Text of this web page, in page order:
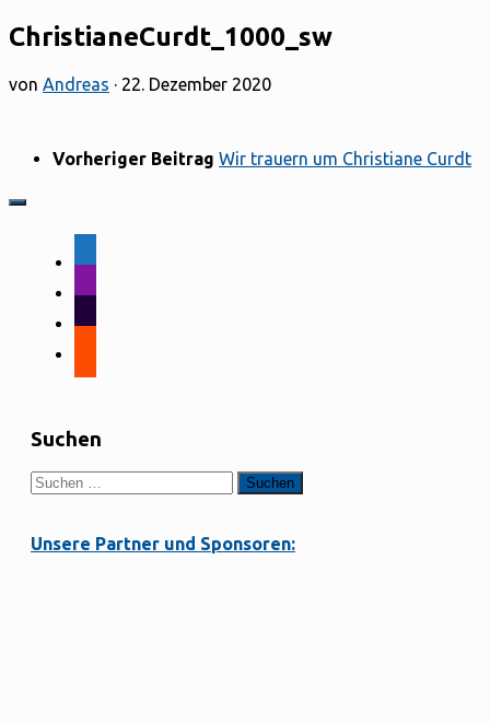
ChristianeCurdt_1000_sw
von Andreas · 22. Dezember 2020
Vorheriger Beitrag Wir trauern um Christiane Curdt
Suchen
Suchen
nach:
Unsere Partner und Sponsoren: